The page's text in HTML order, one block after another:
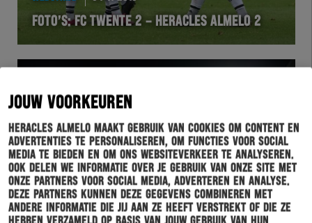
JOUW VOORKEUREN
Heracles Almelo maakt gebruik van cookies om content en
advertenties te personaliseren, om functies voor social
media te bieden en om ons websiteverkeer te analyseren.
Ook delen we informatie over je gebruik van onze site met
onze partners voor social media, adverteren en analyse.
Deze partners kunnen deze gegevens combineren met
andere informatie die jij aan ze heeft verstrekt of die ze
FOTO’S: FC TWENTE 2 – HERACLES ALMELO 2
WEDSTRIJD 04-11-2019